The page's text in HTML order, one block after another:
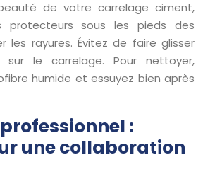
de votre carrelage ciment,
protecteurs sous les pieds des
les rayures. Évitez de faire glisser
le carrelage. Pour nettoyer,
humide et essuyez bien après
:
une collaboration